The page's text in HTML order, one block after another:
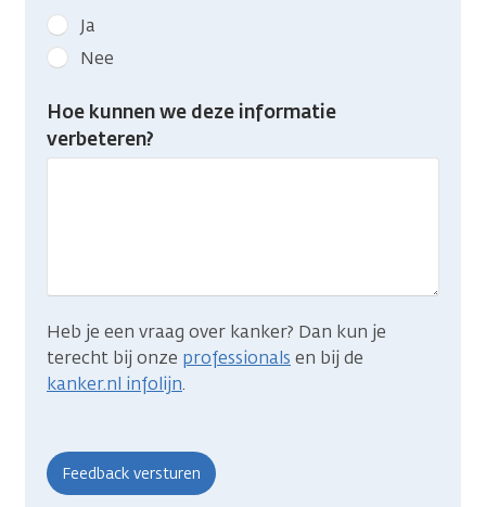
Geef
kanker.nl
feedback:
Heb
gevonden
Ja
Nee
Hoe kunnen we deze informatie
verbeteren?
Heb je een vraag over kanker? Dan kun je
terecht bij onze professionals en bij de
kanker.nl infolijn.